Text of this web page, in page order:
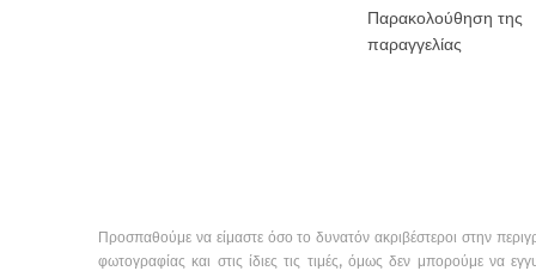
Παρακολούθηση της
παραγγελίας
Προσπαθούμε να είμαστε όσο το δυνατόν ακριβέστεροι στην
φωτογραφίας και στις ίδιες τις τιμές, όμως δεν μπορούμε να